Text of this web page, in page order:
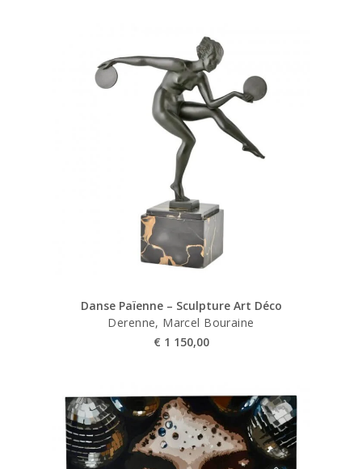
Danse Païenne – Sculpture Art Déco
Derenne, Marcel Bouraine
€ 1 150,00